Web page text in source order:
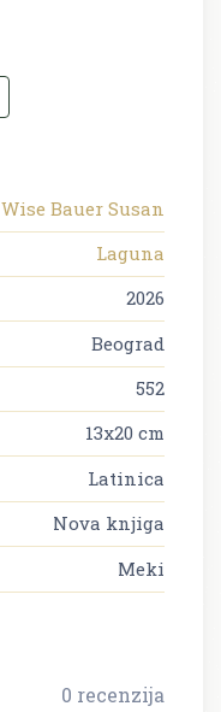
Wise Bauer Susan
Laguna
2026
Beograd
552
13x20 cm
Latinica
Nova knjiga
Meki
0 recenzija